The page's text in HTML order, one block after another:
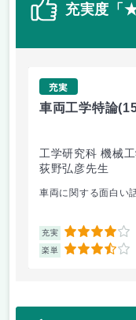
充実度「
充実
車両工学特論
工学研究科 機械
荻野弘彦先生
車両に関する面白い
充実 4
楽単 3.5